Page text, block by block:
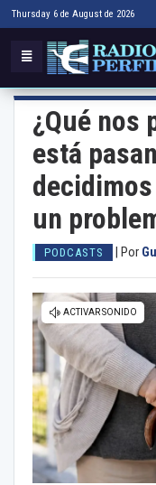
Thursday 6 de August de 2026
¿Qué nos
está
un
PODCASTS Por